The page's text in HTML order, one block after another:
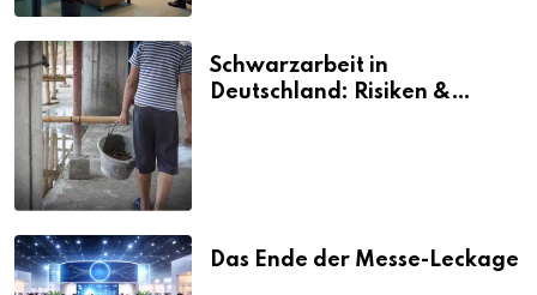
Schwarzarbeit in
Deutschland: Risiken &
Das Ende der Messe-Leckage